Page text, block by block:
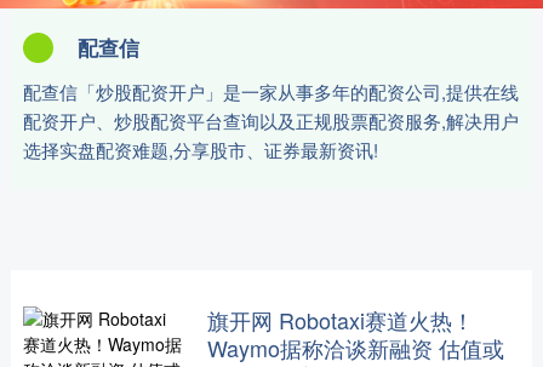
配查信
配查信「炒股配资开户」是一家从事多年的配资公司,提供在线
配资开户、炒股配资平台查询以及正规股票配资服务,解决用户
选择实盘配资难题,分享股市、证券最新资讯!
旗开网 Robotaxi赛道火热！
Waymo据称洽谈新融资 估值或